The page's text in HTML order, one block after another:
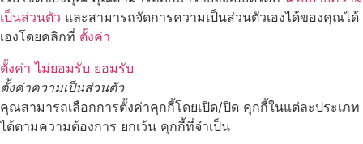
เป็นส่วนตัว และสามารถจัดการความเป็นส่วนตัวเองได้ของคุณได้
เองโดยคลิกที่ ตั้งค่า
ตั้งค่า ไม่ยอมรับ ยอมรับ
ตั้งค่าความเป็นส่วนตัว
คุณสามารถเลือกการตั้งค่าคุกกี้โดยเปิด/ปิด คุกกี้ในแต่ละประเภท
ได้ตามความต้องการ ยกเว้น คุกกี้ที่จำเป็น